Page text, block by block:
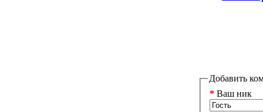
Добавить
* Ваш ник